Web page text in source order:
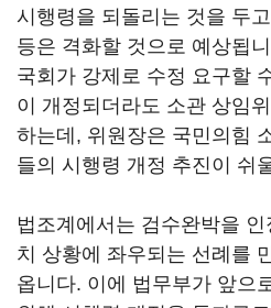
시행령을 되돌리는 것을 두
등은 격화할 것으로 예상됩
국회가 강제로 수정 요구할
이 개정되더라도 소관 상임
하는데, 위원장은 국민의힘
들의 시행령 개정 추진이 쉬
법조계에서는 검수완박을
치 상황에 좌우되는 선례를
옵니다. 이에 법무부가 앞으